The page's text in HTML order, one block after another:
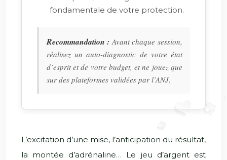
fondamentale de votre protection.
Recommandation : Avant chaque session,
réalisez un auto-diagnostic de votre état
d’esprit et de votre budget, et ne jouez que
sur des plateformes validées par l’ANJ.
L’excitation d’une mise, l’anticipation du résultat,
la montée d’adrénaline… Le jeu d’argent est